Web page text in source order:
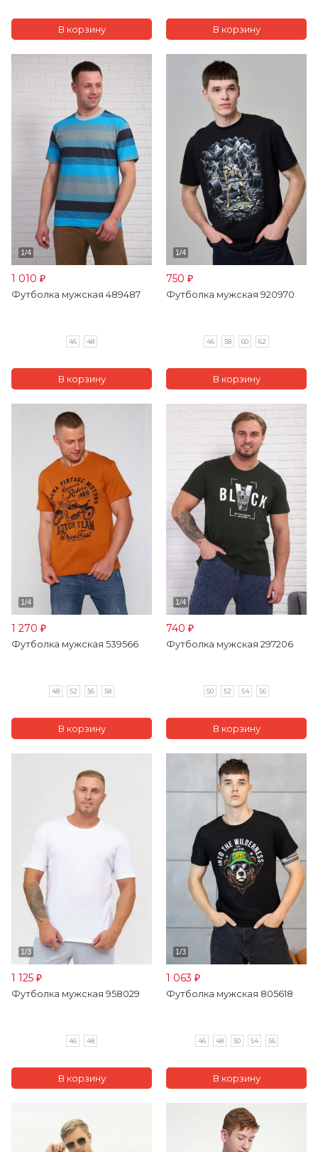
1 010 ₽
Футболка мужская 489487
46 48
750 ₽
Футболка мужская 920970
46 58 60 62
1 270 ₽
Футболка мужская 539566
48 52 56 58
740 ₽
Футболка мужская 297206
50 52 54 56
1 125 ₽
Футболка мужская 958029
46 48
1 063 ₽
Футболка мужская 805618
46 48 50 54 56